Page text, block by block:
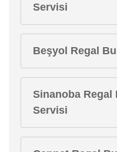
Servisi
Beşyol Regal
Sinanoba Regal
Servisi